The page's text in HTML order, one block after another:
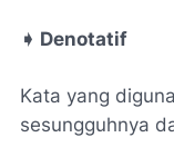
➧ Denotatif
Kata yang
sesungguhnya